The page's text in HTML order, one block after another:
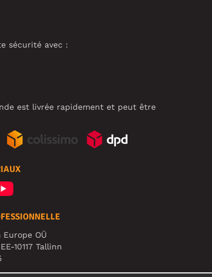
sécurité avec :
est livrée rapidement et peut être
OÜ
10117 Tallinn